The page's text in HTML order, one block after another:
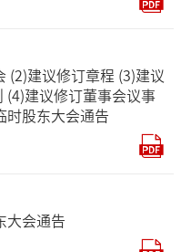
(2)建议修订章程 (3)建议
(4)建议修订董事会议事
时股东大会通告
大会通告